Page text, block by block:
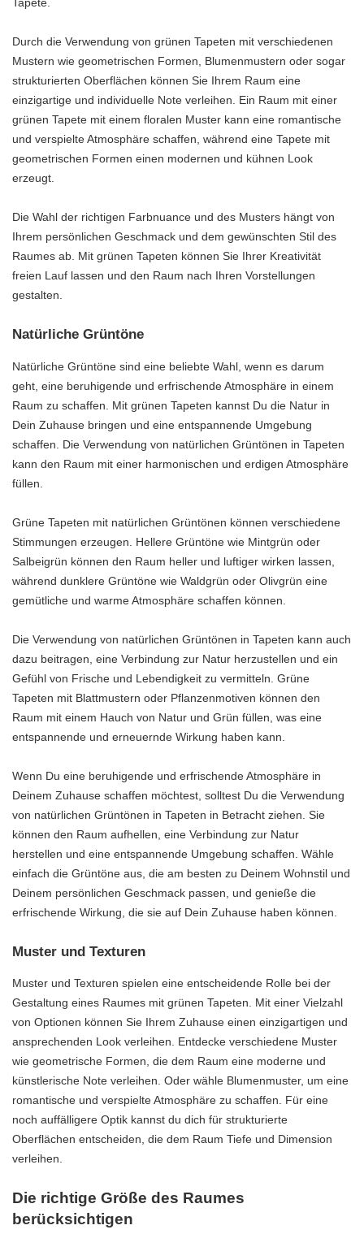
Durch die Verwendung von grünen Tapeten mit verschiedenen
Mustern wie geometrischen Formen, Blumenmustern oder sogar
strukturierten Oberflächen können Sie Ihrem Raum eine
einzigartige und individuelle Note verleihen. Ein Raum mit einer
grünen Tapete mit einem floralen Muster kann eine romantische
und verspielte Atmosphäre schaffen, während eine Tapete mit
geometrischen Formen einen modernen und kühnen Look
erzeugt.
Die Wahl der richtigen Farbnuance und des Musters hängt von
Ihrem persönlichen Geschmack und dem gewünschten Stil des
Raumes ab. Mit grünen Tapeten können Sie Ihrer Kreativität
freien Lauf lassen und den Raum nach Ihren Vorstellungen
gestalten.
Natürliche Grüntöne
Natürliche Grüntöne sind eine beliebte Wahl, wenn es darum
geht, eine beruhigende und erfrischende Atmosphäre in einem
Raum zu schaffen. Mit grünen Tapeten kannst Du die Natur in
Dein Zuhause bringen und eine entspannende Umgebung
schaffen. Die Verwendung von natürlichen Grüntönen in Tapeten
kann den Raum mit einer harmonischen und erdigen Atmosphäre
füllen.
Grüne Tapeten mit natürlichen Grüntönen können verschiedene
Stimmungen erzeugen. Hellere Grüntöne wie Mintgrün oder
Salbeigrün können den Raum heller und luftiger wirken lassen,
während dunklere Grüntöne wie Waldgrün oder Olivgrün eine
gemütliche und warme Atmosphäre schaffen können.
Die Verwendung von natürlichen Grüntönen in Tapeten kann auch
dazu beitragen, eine Verbindung zur Natur herzustellen und ein
Gefühl von Frische und Lebendigkeit zu vermitteln. Grüne
Tapeten mit Blattmustern oder Pflanzenmotiven können den
Raum mit einem Hauch von Natur und Grün füllen, was eine
entspannende und erneuernde Wirkung haben kann.
Wenn Du eine beruhigende und erfrischende Atmosphäre in
Deinem Zuhause schaffen möchtest, solltest Du die Verwendung
von natürlichen Grüntönen in Tapeten in Betracht ziehen. Sie
können den Raum aufhellen, eine Verbindung zur Natur
herstellen und eine entspannende Umgebung schaffen. Wähle
einfach die Grüntöne aus, die am besten zu Deinem Wohnstil und
Deinem persönlichen Geschmack passen, und genieße die
erfrischende Wirkung, die sie auf Dein Zuhause haben können.
Muster und Texturen
Muster und Texturen spielen eine entscheidende Rolle bei der
Gestaltung eines Raumes mit grünen Tapeten. Mit einer Vielzahl
von Optionen können Sie Ihrem Zuhause einen einzigartigen und
ansprechenden Look verleihen. Entdecke verschiedene Muster
wie geometrische Formen, die dem Raum eine moderne und
künstlerische Note verleihen. Oder wähle Blumenmuster, um eine
romantische und verspielte Atmosphäre zu schaffen. Für eine
noch auffälligere Optik kannst du dich für strukturierte
Oberflächen entscheiden, die dem Raum Tiefe und Dimension
verleihen.
Die richtige Größe des Raumes
berücksichtigen